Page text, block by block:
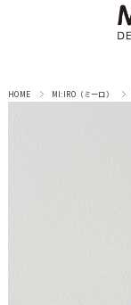
HOME MI:IRO（ミーロ）